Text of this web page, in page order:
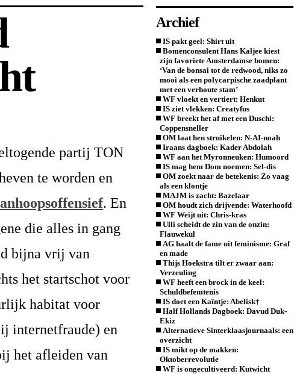
partij TON
te worden en
. En
die alles in gang
bijna vrij van
het startschot voor
habitat voor
internetfraude) en
het afleiden van
Archief
IS pakt geel: Shirt uit
Bomenconsulent Hans Kaljee kiest
zijn favoriete Amsterdamse bomen:
‘Van de bonsai tot de redwood, niks zo
mooi als een polycarpische zaadplant
met een verhoute stam’
WF vloekt en vertiert: Henkut
IS ziet vlekken: Creatyfus
WF breekt het af met een Duschi:
Coppensneller
OM laat hen struikelen: N-AI-noah
Iraans dagboek: Kader Abdolah
WF aan het Myronneuken: Humoord
IS mag hem Dom noemen: Sel-dis
OM zoekt naar de betekenis: Zo vaag
als een klontje
MAJM is zacht: Bazelaar
OM houdt zich drijvende: Waterhoofd
WF Weijt uit: Chris-kras
Ulli scheidt de zin van de onzin:
Flauwekul
AG haalt de fame uit feminisme: Graf
en made
Thijs Hoekstra tilt er zwaar aan:
Verzeuling
WF heeft een brock in de keel:
Schuldbefemtenis
IS doet een Kaïntje: Abelisk†
Half Hollands Dagboek: Davud Duk-
Ekiz
Alternatieve Sinterklaasjournaals: een
overzicht
IS mikt op de makken:
Oktoberrevolutie
WF is ongecultiveerd: Kutwicht